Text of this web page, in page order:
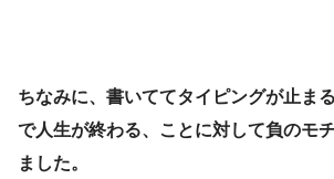
ちなみに、書いててタイピングが止ま
で人生が終わる、ことに対して負のモ
ました。